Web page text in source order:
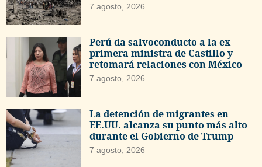
7 agosto, 2026
Perú da salvoconducto a la ex
primera ministra de Castillo y
retomará relaciones con México
7 agosto, 2026
La detención de migrantes en
EE.UU. alcanza su punto más alto
durante el Gobierno de Trump
7 agosto, 2026